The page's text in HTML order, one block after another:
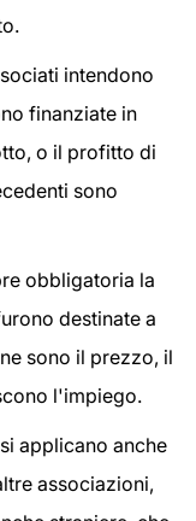
intendono
finanziate in
o il profitto di
sono
obbligatoria la
destinate a
sono il prezzo, il
l'impiego.
applicano anche
associazioni,